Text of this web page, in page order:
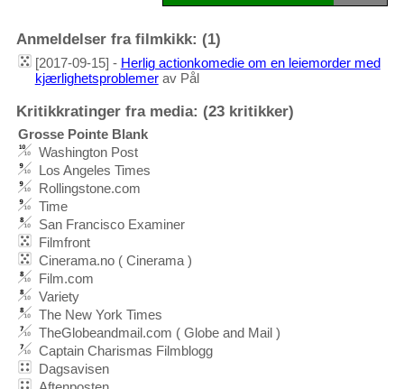
Anmeldelser fra filmkikk: (1)
[2017-09-15] - Herlig actionkomedie om en leiemorder med
kjærlighetsproblemerav Pål
Kritikkratinger fra media: (23 kritikker)
Grosse Pointe Blank
Washington Post
Los Angeles Times
Rollingstone.com
Time
San Francisco Examiner
Filmfront
Cinerama.no ( Cinerama )
Film.com
Variety
The New York Times
TheGlobeandmail.com ( Globe and Mail )
Captain Charismas Filmblogg
Dagsavisen